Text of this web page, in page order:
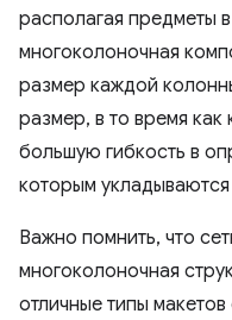
располагая предметы
многоколоночная
размер каждой
размер, в то время как
большую гибкость в
которым
Важно помнить, что
многоколоночная
отличные типы